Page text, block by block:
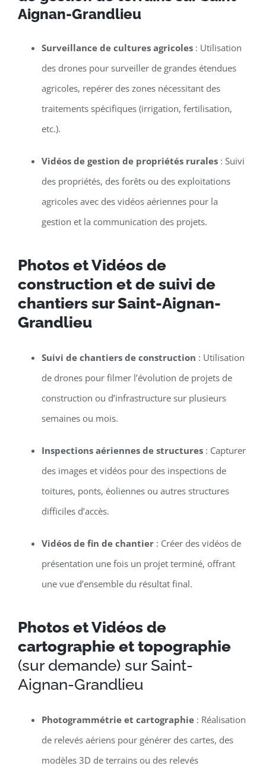
Aignan-Grandlieu
Surveillance de cultures agricoles: Utilisation
des drones pour surveiller de grandes étendues
agricoles, repérer des zones nécessitant des
traitements spécifiques (irrigation, fertilisation,
etc.).
Vidéos de gestion de propriétés rurales: Suivi
des propriétés, des forêts ou des exploitations
agricoles avec des vidéos aériennes pour la
gestion et la communication des projets.
Photos et Vidéos de
construction et de suivi de
chantiers sur Saint-Aignan-
Grandlieu
Suivi de chantiers de construction : Utilisation
de drones pour filmer l’évolution de projets de
construction ou d’infrastructure sur plusieurs
semaines ou mois.
Inspections aériennes de structures: Capturer
des images et vidéos pour des inspections de
toitures, ponts, éoliennes ou autres structures
difficiles d’accès.
Vidéos de fin de chantier: Créer des vidéos de
présentation une fois un projet terminé, offrant
une vue d’ensemble du résultat final.
Photos et Vidéos de
cartographie et topographie
(sur demande) sur Saint-
Aignan-Grandlieu
Photogrammétrie et cartographie: Réalisation
de relevés aériens pour générer des cartes, des
modèles 3D de terrains ou des relevés